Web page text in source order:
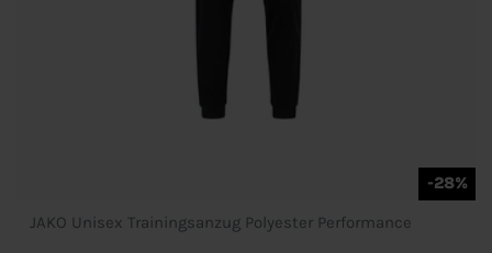
-28%
JAKO Unisex Trainingsanzug Polyester Performance